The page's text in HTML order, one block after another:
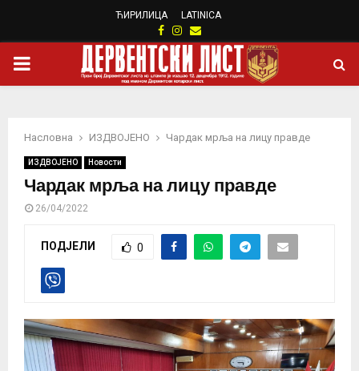
ЋИРИЛИЦА LATINICA
Facebook
Instagram
Email
PRIMARY
Насловна ИЗДВОЈЕНО Чардак мрља на лицу правде
ИЗДВОЈЕНО Новости
Чардак мрља на лицу правде
26/04/2022
ПОДЈЕЛИ 0